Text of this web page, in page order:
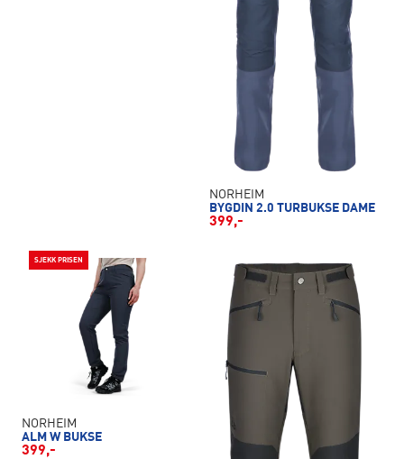
NORHEIM
BYGDIN 2.0 TURBUKSE DAME
399,-
SJEKK PRISEN
NORHEIM
ALM W BUKSE
399,-